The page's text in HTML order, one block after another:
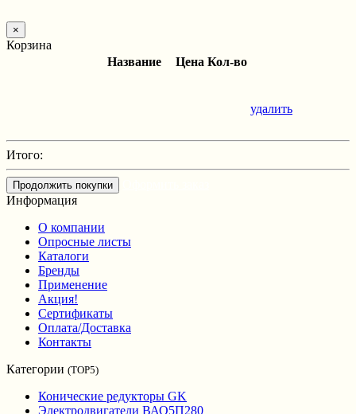
×
Корзина
Название
Цена Кол-во
удалить
Итого:
Продолжить покупки
Информация
О компании
Опросные листы
Каталоги
Бренды
Применение
Акция!
Сертификаты
Оплата/Доставка
Контакты
Категории (TOP5)
Конические редукторы GK
Электродвигатели ВАО5П280